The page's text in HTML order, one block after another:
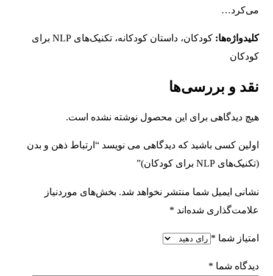
می‌کرد…
کلیدواژه‌ها:
کودکان، داستان کودکانه، تکنیک‌های NLP برای
کودکان
نقد و بررسی‌ها
هیچ دیدگاهی برای این محصول نوشته نشده است.
اولین کسی باشید که دیدگاهی می نویسد “ارتباط ذهن و بدن
(تکنیک‌های NLP برای کودکان)”
نشانی ایمیل شما منتشر نخواهد شد. بخش‌های موردنیاز
علامت‌گذاری شده‌اند *
امتیاز شما *
دیدگاه شما *